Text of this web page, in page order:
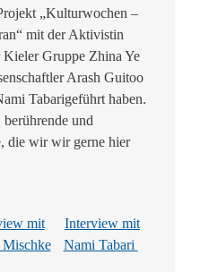
„Kulturwochen –
mit der Aktivistin
Kieler Gruppe Zhina Ye
Arash Guitoo
Tabarigeführt haben.
und
die wir wir gerne hier
mit
Mischke
Interview mit
Nami Tabari